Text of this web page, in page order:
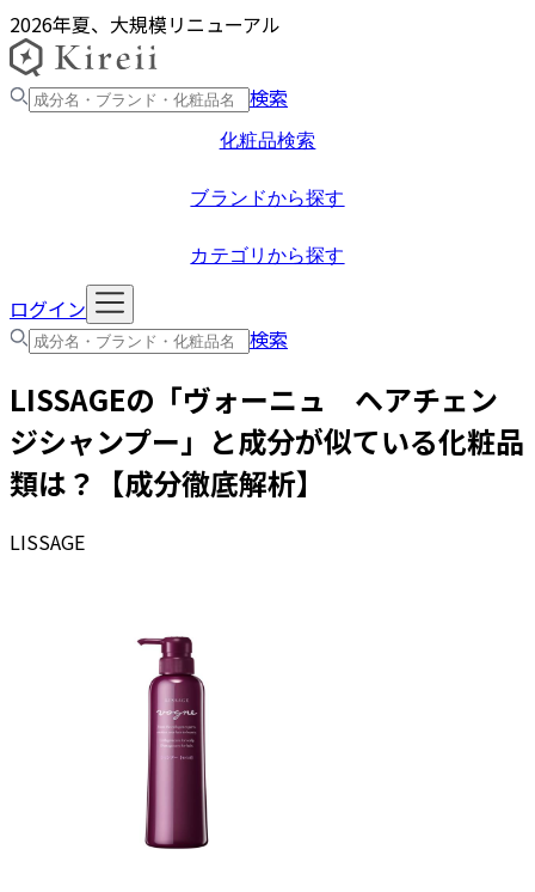
2026年夏、大規模リニューアル
検索
化粧品検索
ブランドから探す
カテゴリから探す
ログイン
検索
LISSAGEの「ヴォーニュ ヘアチェン
ジシャンプー 」と成分が似ている化粧品
類は？【成分徹底解析】
LISSAGE